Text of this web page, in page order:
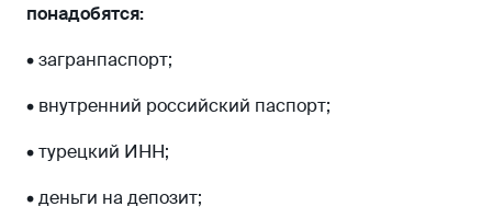
понадобятся:
• загранпаспорт;
• внутренний российский паспорт;
• турецкий ИНН;
• деньги на депозит;